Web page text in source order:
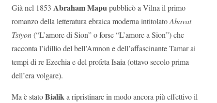
Già nel 1853 Abraham Mapupubblicò a Vilna il primo
romanzo della letteratura ebraica moderna intitolatoAhavat
Tsiyon(“L’amore di Sion” o forse “L’amore a Sion”) che
racconta l’idillio del bell’Amnon e dell’affascinante Tamar ai
tempi di re Ezechia e del profeta Isaia (ottavo secolo prima
dell’era volgare).
Ma è statoBialika ripristinare in modo ancora più effettivo il